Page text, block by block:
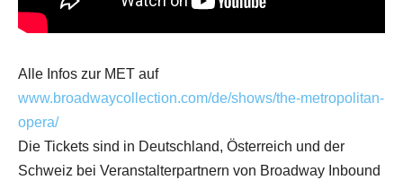
Alle Infos zur MET auf
www.broadwaycollection.com/de/shows/the-metropolitan-
opera/
Die Tickets sind in Deutschland, Österreich und der
Schweiz bei Veranstalterpartnern von Broadway Inbound